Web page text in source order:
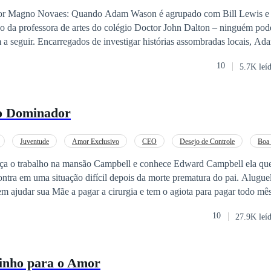
fica obcecado por ela, mas a garota apesar de fascinada por ele, foge
tão facilmente, Alex usa de todas as artimanhas possíveis para
dessa batalha o seu coração fosse o primeiro a se render a
é agrupado com Bill Lewis e sua turma pelo
da professora de artes do colégio Doctor John Dalton – ninguém
seguir. Encarregados de investigar histórias assombradas locais,
cão Pirulito, encontra-se à beira do abismo. Ele é atormentado
10 5.7K
Dominador
Juventude Amor Exclusivo CEO Desejo de Controle
Boa
o trabalho na mansão Campbell e conhece Edward Campbell ela
uma situação difícil depois da morte prematura do pai. Aluguel atrasado,
ajudar sua Mãe a pagar a cirurgia e tem o agiota para pagar todo
10 27.9K
para o Amor